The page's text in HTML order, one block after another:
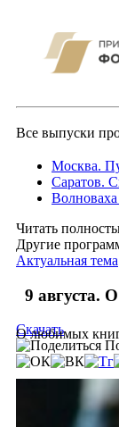
Все выпуски
Москва.
Саратов.
Читать
Другие
Актуальная тема
9 августа.
О любимых
Скачать